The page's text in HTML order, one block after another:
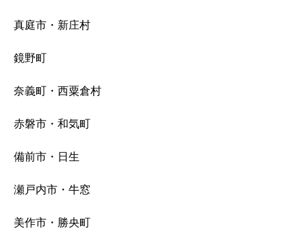
真庭市・新庄村
鏡野町
奈義町・西粟倉村
赤磐市・和気町
備前市・日生
瀬戸内市・牛窓
美作市・勝央町